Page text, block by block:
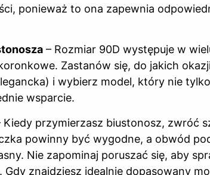
ponieważ to ona zapewnia
– Rozmiar 90D występuje w
Zastanów się, do jakich
i wybierz model, który nie
wsparcie.
Kiedy przymierzasz biustonosz, zwróć
powinny być wygodne, a obwód
Nie zapominaj poruszać się, aby
znajdziesz idealnie dopasowany